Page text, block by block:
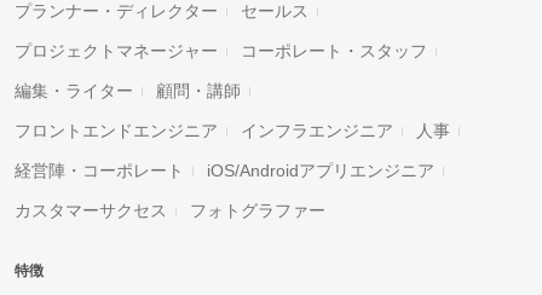
プランナー・ディレクター セールス
プロジェクトマネージャー コーポレート・スタッフ
編集・ライター 顧問・講師
フロントエンドエンジニア インフラエンジニア 人事
経営陣・コーポレート iOS/Androidアプリエンジニア
カスタマーサクセス フォトグラファー
特徴